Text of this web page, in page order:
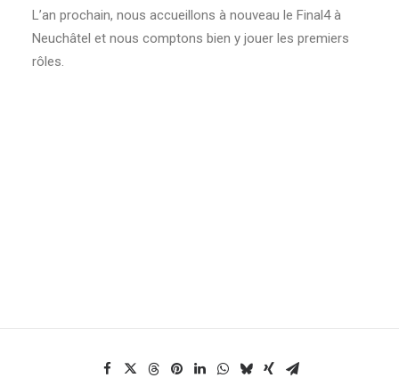
L’an prochain, nous accueillons à nouveau le Final4 à
Neuchâtel et nous comptons bien y jouer les premiers
rôles.